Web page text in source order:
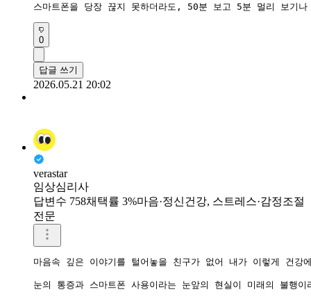
스마트폰을 당장 끊지 못하더라도, 50분 보고 5분 멀리 보기
0
답글 쓰기
2026.05.21 20:02
verastar
임상심리사
답변수 758채택률 3%마음·정신건강, 스트레스·감정조절
전문
마음속 깊은 이야기를 털어놓을 친구가 없어 내가 이렇게 건
눈의 통증과 스마트폰 사용이라는 눈앞의 현실이 미래의 불행